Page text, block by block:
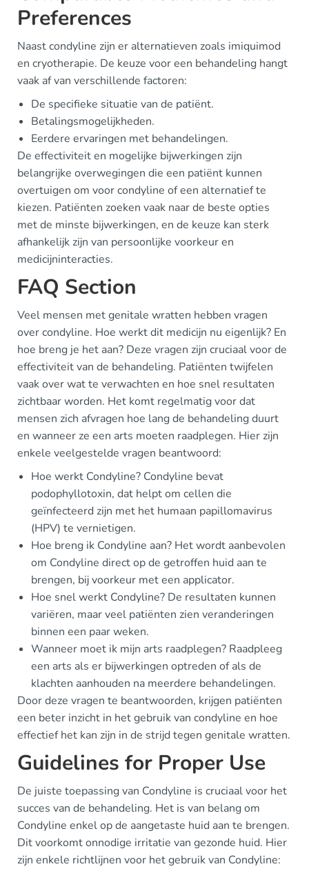
Preferences
Naast condyline zijn er alternatieven zoals imiquimod
en cryotherapie. De keuze voor een behandeling hangt
vaak af van verschillende factoren:
De specifieke situatie van de patiënt.
Betalingsmogelijkheden.
Eerdere ervaringen met behandelingen.
De effectiviteit en mogelijke bijwerkingen zijn
belangrijke overwegingen die een patiënt kunnen
overtuigen om voor condyline of een alternatief te
kiezen. Patiënten zoeken vaak naar de beste opties
met de minste bijwerkingen, en de keuze kan sterk
afhankelijk zijn van persoonlijke voorkeur en
medicijninteracties.
FAQ Section
Veel mensen met genitale wratten hebben vragen
over condyline. Hoe werkt dit medicijn nu eigenlijk? En
hoe breng je het aan? Deze vragen zijn cruciaal voor de
effectiviteit van de behandeling. Patiënten twijfelen
vaak over wat te verwachten en hoe snel resultaten
zichtbaar worden. Het komt regelmatig voor dat
mensen zich afvragen hoe lang de behandeling duurt
en wanneer ze een arts moeten raadplegen. Hier zijn
enkele veelgestelde vragen beantwoord:
Hoe werkt Condyline? Condyline bevat
podophyllotoxin, dat helpt om cellen die
geïnfecteerd zijn met het humaan papillomavirus
(HPV) te vernietigen.
Hoe breng ik Condyline aan? Het wordt aanbevolen
om Condyline direct op de getroffen huid aan te
brengen, bij voorkeur met een applicator.
Hoe snel werkt Condyline? De resultaten kunnen
variëren, maar veel patiënten zien veranderingen
binnen een paar weken.
Wanneer moet ik mijn arts raadplegen? Raadpleeg
een arts als er bijwerkingen optreden of als de
klachten aanhouden na meerdere behandelingen.
Door deze vragen te beantwoorden, krijgen patiënten
een beter inzicht in het gebruik van condyline en hoe
effectief het kan zijn in de strijd tegen genitale wratten.
Guidelines for Proper Use
De juiste toepassing van Condyline is cruciaal voor het
succes van de behandeling. Het is van belang om
Condyline enkel op de aangetaste huid aan te brengen.
Dit voorkomt onnodige irritatie van gezonde huid. Hier
zijn enkele richtlijnen voor het gebruik van Condyline: